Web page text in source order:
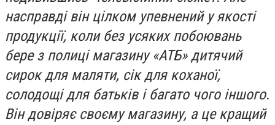
насправді він цілком упевнений у якості
продукції, коли без усяких побоювань
бере з полиці магазину «АТБ» дитячий
сирок для маляти, сік для коханої,
солодощі для батьків і багато чого іншого.
Він довіряє своєму магазину, а це кращий